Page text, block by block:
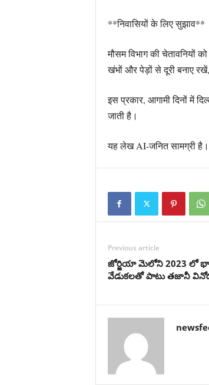
**निवासियों के लिए सुझाव**
मौसम विभाग की चेतावनियों
खंभों और पेड़ों से दूरी बनाए
इस प्रकार, आगामी दिनों में
जाती है।
यह लेख AI-जनित सामग्री है।
Previous article
జోర్జియా మెలోని 2023 లో భారత
వేడుకలతో పాటు తజానీ